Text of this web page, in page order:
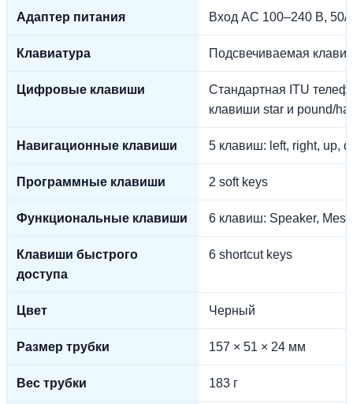
Адаптер питания Вход AC 100–240 В,
Клавиатура Подсвечиваемая
Цифровые клавиши
Стандартная ITU
клавиши star и pound/
Навигационные клавиши 5 клавиш: left, right, up,
Программные клавиши 2 soft keys
Функциональные клавиши 6 клавиш: Speaker,
Клавиши быстрого
доступа
6 shortcut keys
Цвет Черный
Размер трубки 157 × 51 × 24 мм
Вес трубки 183 г